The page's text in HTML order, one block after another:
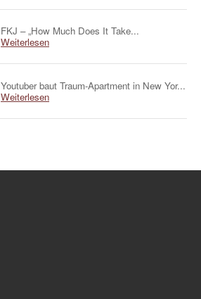
FKJ – „How Much Does It Take...
Weiterlesen
Youtuber baut Traum-Apartment in New Yor...
Weiterlesen